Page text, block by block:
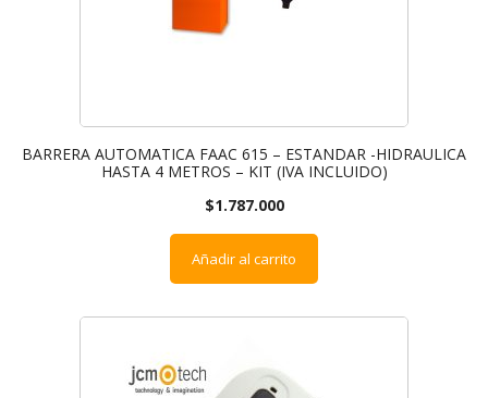
BARRERA AUTOMATICA FAAC 615 – ESTANDAR -HIDRAULICA
HASTA 4 METROS – KIT (IVA INCLUIDO)
$1.787.000
Añadir al carrito